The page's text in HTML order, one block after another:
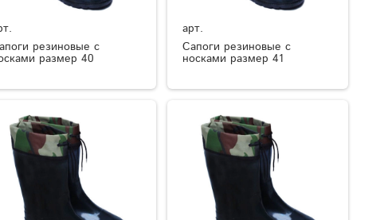
резиновые с
размер 40
арт.
Сапоги резиновые с
носками размер 41